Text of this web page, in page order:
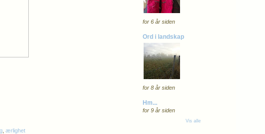
ærlighet
for 6 år siden
Ord i landskap
for 8 år siden
Hm...
for 9 år siden
Vis alle